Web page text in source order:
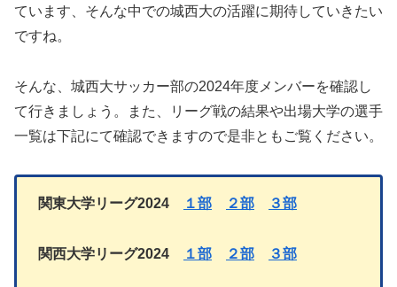
ています、そんな中での城西大の活躍に期待していきたい
ですね。
そんな、城西大サッカー部の2024年度メンバーを確認し
て行きましょう。また、リーグ戦の結果や出場大学の選手
一覧は下記にて確認できますので是非ともご覧ください。
関東大学リーグ2024 １部 ２部 ３部
関西大学リーグ2024 １部 ２部 ３部